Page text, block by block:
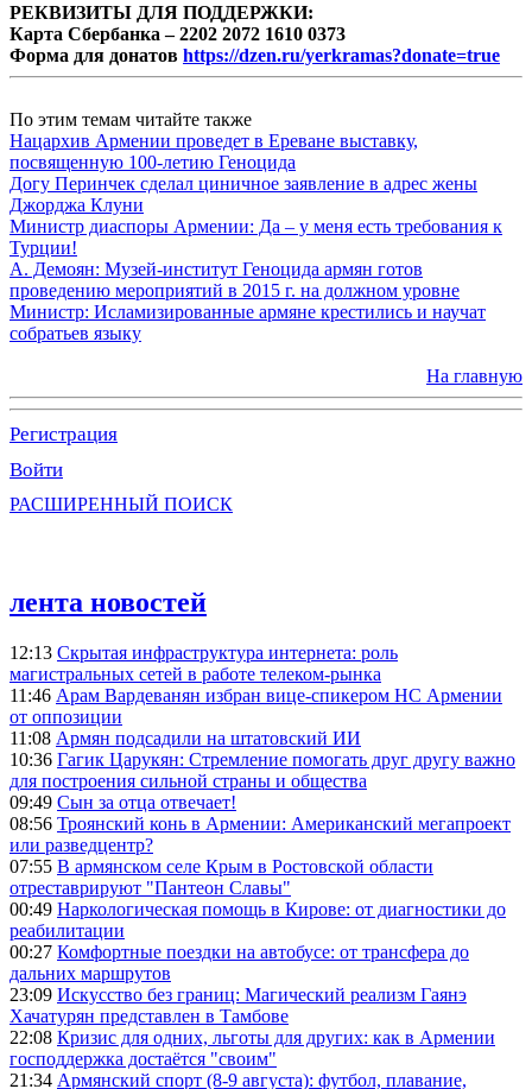
РЕКВИЗИТЫ ДЛЯ ПОДДЕРЖКИ:
Карта Сбербанка – 2202 2072 1610 0373
Форма для донатов https://dzen.ru/yerkramas?donate=true
По этим темам читайте также
Нацархив Армении проведет в Ереване выставку,
посвященную 100-летию Геноцида
Догу Перинчек сделал циничное заявление в адрес жены
Джорджа Клуни
Министр диаспоры Армении: Да – у меня есть требования к
Турции!
А. Демоян: Музей-институт Геноцида армян готов
проведению мероприятий в 2015 г. на должном уровне
Министр: Исламизированные армяне крестились и научат
собратьев языку
На главную
Регистрация
Войти
РАСШИРЕННЫЙ ПОИСК
лента новостей
12:13 Скрытая инфраструктура интернета: роль
магистральных сетей в работе телеком-рынка
11:46 Арам Вардеванян избран вице-спикером НС Армении
от оппозиции
11:08 Армян подсадили на штатовский ИИ
10:36 Гагик Царукян: Стремление помогать друг другу важно
для построения сильной страны и общества
09:49 Сын за отца отвечает!
08:56 Троянский конь в Армении: Американский мегапроект
или разведцентр?
07:55 В армянском селе Крым в Ростовской области
отреставрируют "Пантеон Славы"
00:49 Наркологическая помощь в Кирове: от диагностики до
реабилитации
00:27 Комфортные поездки на автобусе: от трансфера до
дальних маршрутов
23:09 Искусство без границ: Магический реализм Гаянэ
Хачатурян представлен в Тамбове
22:08 Кризис для одних, льготы для других: как в Армении
господдержка достаётся "своим"
21:34 Армянский спорт (8-9 августа): футбол, плавание,